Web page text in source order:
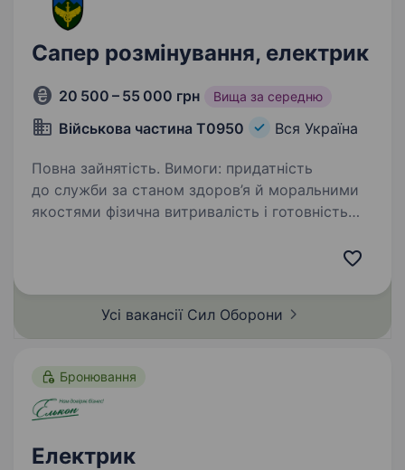
Сапер розмінування, електрик
20 500 – 55 000 грн Вища за середню
Військова частина Т0950 Вся Україна
Повна зайнятість. Вимоги: придатність
до служби за станом здоров’я й моральними
якостями фізична витривалість і готовність
відповідальність і висока мотивація до служби
Усі вакансії Сил Оборони
Бронювання
Електрик